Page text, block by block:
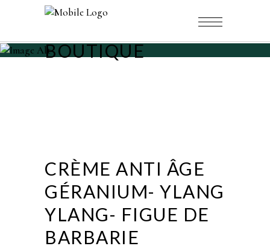
BOUTIQUE
CRÈME ANTI ÂGE
GÉRANIUM- YLANG
YLANG- FIGUE DE
BARBARIE